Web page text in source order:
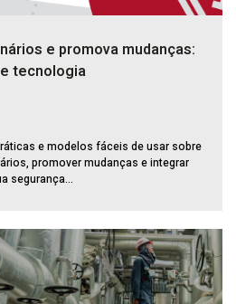
e promova mudanças:
tecnologia
e modelos fáceis de usar sobre
promover mudanças e integrar
segurança...